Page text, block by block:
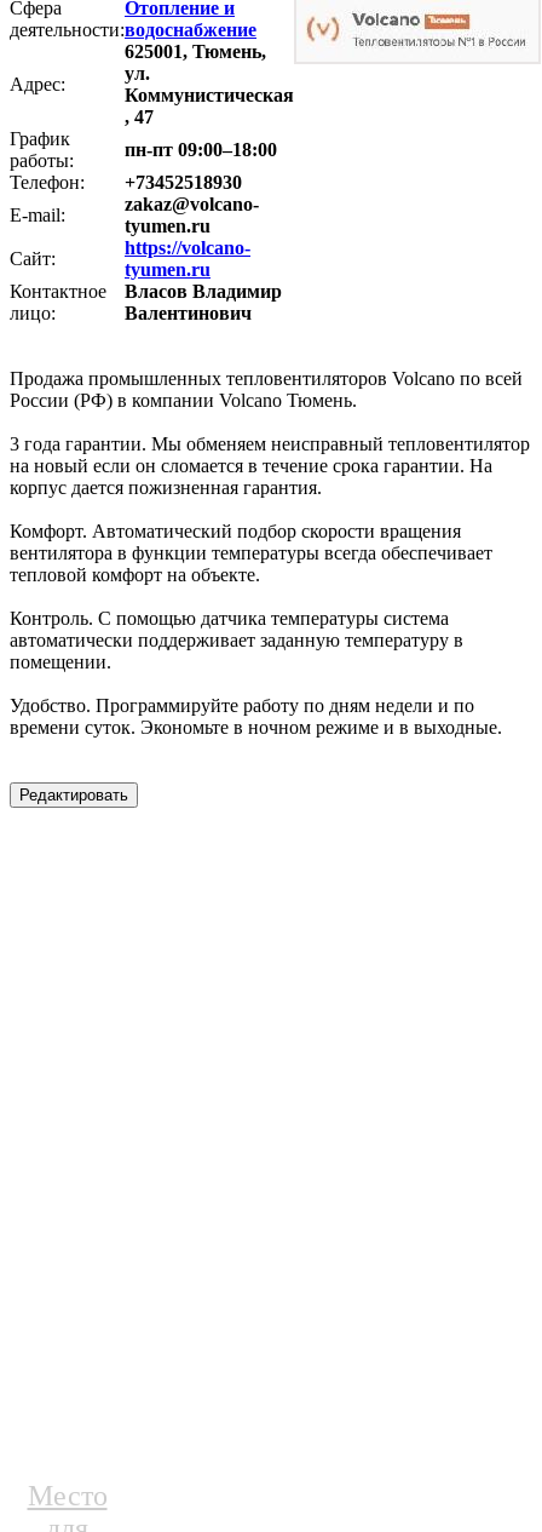
Сфера
деятельности:
Отопление и
водоснабжение
Адрес:
625001, Тюмень,
ул.
Коммунистическая
, 47
График
работы:
пн-пт 09:00–18:00
Телефон:
+73452518930
E-mail:
zakaz@volcano-
tyumen.ru
Сайт:
https://volcano-
tyumen.ru
Контактное
лицо:
Власов Владимир
Валентинович
Продажа промышленных тепловентиляторов Volcano по всей
России (РФ) в компании Volcano Тюмень.
3 года гарантии. Мы обменяем неисправный тепловентилятор
на новый если он сломается в течение срока гарантии. На
корпус дается пожизненная гарантия.
Комфорт. Автоматический подбор скорости вращения
вентилятора в функции температуры всегда обеспечивает
тепловой комфорт на объекте.
Контроль. С помощью датчика температуры система
автоматически поддерживает заданную температуру в
помещении.
Удобство. Программируйте работу по дням недели и по
времени суток. Экономьте в ночном режиме и в выходные.
Место